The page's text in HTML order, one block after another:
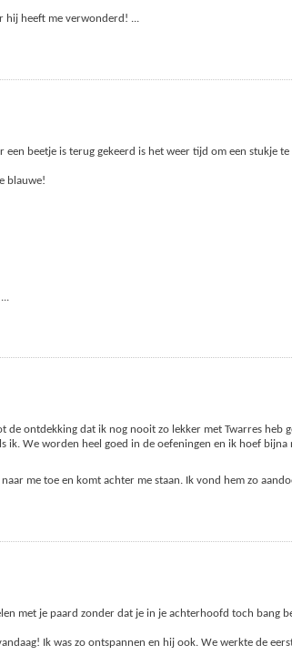
hij heeft me verwonderd! ...
beetje is terug gekeerd is het weer tijd om een stukje
blauwe!
ontdekking dat ik nog nooit zo lekker met Twarres heb
We worden heel goed in de oefeningen en ik hoef bijna
me toe en komt achter me staan. Ik vond hem zo
met je paard zonder dat je in je achterhoofd toch bang
Ik was zo ontspannen en hij ook. We werkte de